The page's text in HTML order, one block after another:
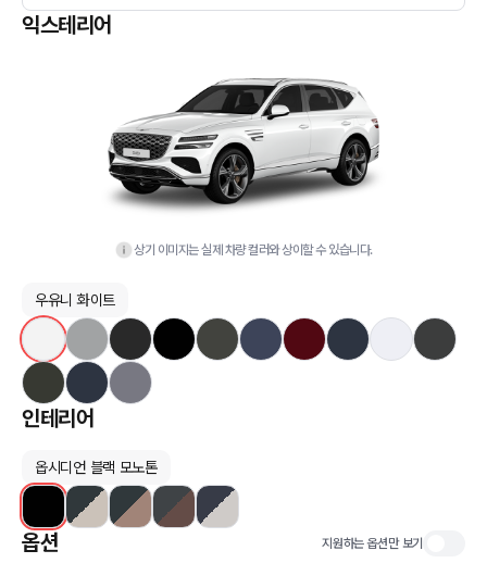
익스테리어
상기 이미지는 실제 차량 컬러와 상이할 수 있습니다.
우유니 화이트
인테리어
옵시디언 블랙 모노톤
옵션 지원하는 옵션만 보기